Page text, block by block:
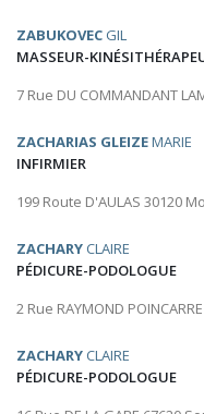
ZABUKOVEC GIL
MASSEUR-
7 Rue DU COMMANDANT
ZACHARIAS GLEIZEMARIE
INFIRMIER
199 Route D'AULAS 30120
ZACHARY CLAIRE
PÉDICURE-PODOLOGUE
2 Rue RAYMOND
ZACHARY CLAIRE
PÉDICURE-PODOLOGUE